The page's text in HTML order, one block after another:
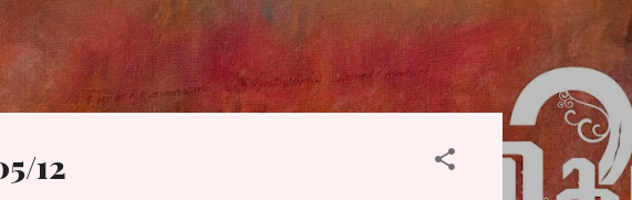
Skip to main content
12